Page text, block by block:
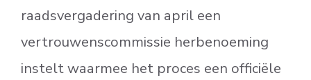
raadsvergadering van april een
vertrouwenscommissie herbenoeming
instelt waarmee het proces een officiële